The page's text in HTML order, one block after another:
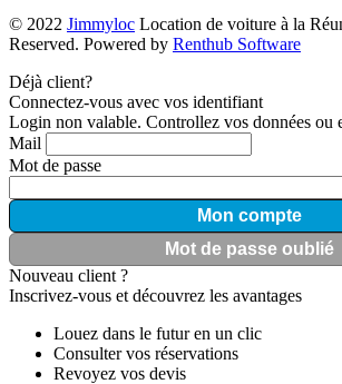
© 2022 Jimmyloc Location de voiture à la
Reserved. Powered by Renthub Software
Déjà client?
Connectez-vous avec vos identifiant
Login non valable. Controllez vos données ou
Mail
Mot de passe
Mon compte
Mot de passe oublié
Nouveau client ?
Inscrivez-vous et découvrez les avantages
Louez dans le futur en un clic
Consulter vos réservations
Revoyez vos devis